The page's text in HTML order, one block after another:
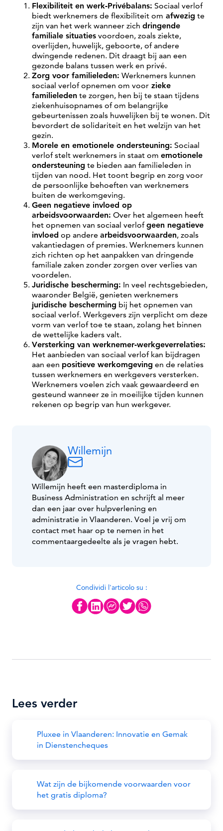
Flexibiliteit en werk-Privébalans: Sociaal verlof
biedt werknemers de flexibiliteit om afwezig te
zijn van het werk wanneer zich dringende
familiale situaties voordoen, zoals ziekte,
overlijden, huwelijk, geboorte, of andere
dwingende redenen. Dit draagt bij aan een
gezonde balans tussen werk en privé.
Zorg voor familieleden: Werknemers kunnen
sociaal verlof opnemen om voor zieke
familieleden te zorgen, hen bij te staan tijdens
ziekenhuisopnames of om belangrijke
gebeurtenissen zoals huwelijken bij te wonen. Dit
bevordert de solidariteit en het welzijn van het
gezin.
Morele en emotionele ondersteuning: Sociaal
verlof stelt werknemers in staat om emotionele
ondersteuning te bieden aan familieleden in
tijden van nood. Het toont begrip en zorg voor
de persoonlijke behoeften van werknemers
buiten de werkomgeving.
Geen negatieve invloed op
arbeidsvoorwaarden: Over het algemeen heeft
het opnemen van sociaal verlofgeen negatieve
invloed op andere arbeidsvoorwaarden, zoals
vakantiedagen of premies. Werknemers kunnen
zich richten op het aanpakken van dringende
familiale zaken zonder zorgen over verlies van
voordelen.
Juridische bescherming: In veel rechtsgebieden,
waaronder België, genieten werknemers
juridische bescherming bij het opnemen van
sociaal verlof. Werkgevers zijn verplicht om deze
vorm van verlof toe te staan, zolang het binnen
de wettelijke kaders valt.
Versterking van werknemer-werkgeverrelaties:
Het aanbieden van sociaal verlof kan bijdragen
aan een positieve werkomgeving en de relaties
tussen werknemers en werkgevers versterken.
Werknemers voelen zich vaak gewaardeerd en
gesteund wanneer ze in moeilijke tijden kunnen
rekenen op begrip van hun werkgever.
Willemijn
Willemijn heeft een masterdiploma in
Business Administration en schrijft al meer
dan een jaar over hulpverlening en
administratie in Vlaanderen. Voel je vrij om
contact met haar op te nemen in het
commentaargedeelte als je vragen hebt.
Condividi l'articolo su :
Lees verder
Pluxee in Vlaanderen: Innovatie en Gemak
in Dienstencheques
Wat zijn de bijkomende voorwaarden voor
het gratis diploma?